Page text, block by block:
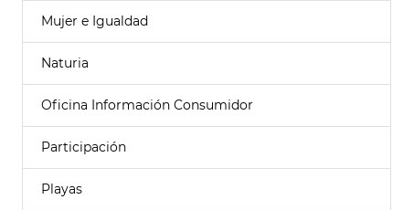
Mujer e Igualdad
Naturia
Oficina Información Consumidor
Participación
Playas